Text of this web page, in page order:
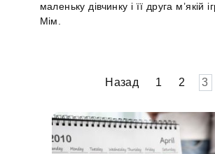
маленьку дівчинку і її друга м’якій
Мім.
Назад 1 2 3